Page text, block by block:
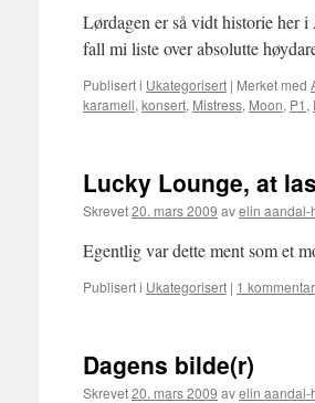
Lørdagen er så vidt historie her
fall mi liste over absolutte
Publisert i Ukategorisert | Merket med
karamell, konsert, Mistress, Moon, P1 ,
Lucky Lounge, at
Skrevet20. mars 2009 avelin aandal-
Egentlig var dette ment som et
Publisert i Ukategorisert | 1 kommentar
Dagens bilde(r)
Skrevet20. mars 2009 avelin aandal-